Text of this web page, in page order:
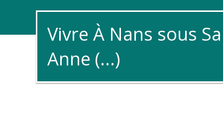
Vivre À Nans sous
Anne (...)